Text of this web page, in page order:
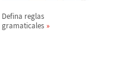
Defina reglas
gramaticales